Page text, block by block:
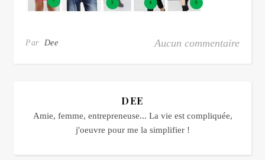
Par Dee Aucun commentaire
DEE
Amie, femme, entrepreneuse... La vie est compliquée,
j'oeuvre pour me la simplifier !